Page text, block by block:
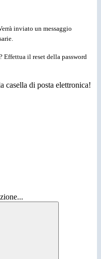
inviato un messaggio
Effettua il reset della password
casella di posta elettronica!